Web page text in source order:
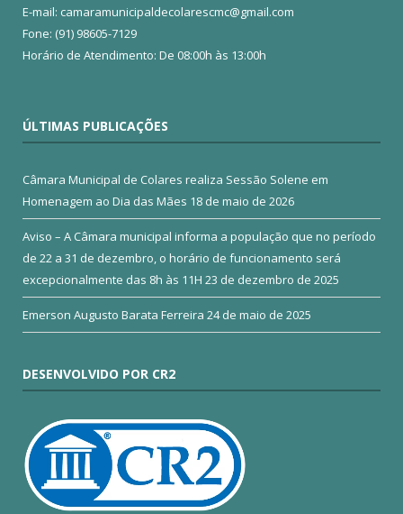
E-mail: camaramunicipaldecolarescmc@gmail.com
Fone: (91) 98605-7129
Horário de Atendimento: De 08:00h às 13:00h
ÚLTIMAS PUBLICAÇÕES
Câmara Municipal de Colares realiza Sessão Solene em
Homenagem ao Dia das Mães 18 de maio de 2026
Aviso – A Câmara municipal informa a população que no período
de 22 a 31 de dezembro, o horário de funcionamento será
excepcionalmente das 8h às 11H 23 de dezembro de 2025
Emerson Augusto Barata Ferreira 24 de maio de 2025
DESENVOLVIDO POR CR2